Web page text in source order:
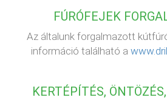
FÚRÓFEJEK
Az általunk forgalmazott
információ található a
KERTÉPÍTÉS,